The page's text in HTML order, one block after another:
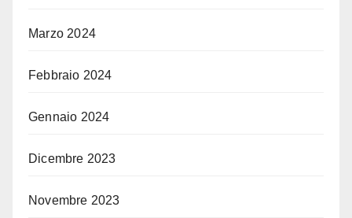
Marzo 2024
Febbraio 2024
Gennaio 2024
Dicembre 2023
Novembre 2023